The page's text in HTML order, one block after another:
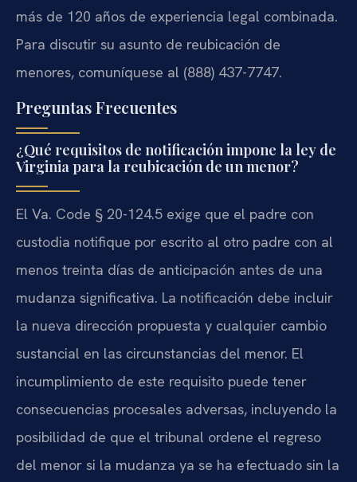
más de 120 años de experiencia legal combinada.
Para discutir su asunto de reubicación de
menores, comuníquese al (888) 437-7747.
Preguntas Frecuentes
¿Qué requisitos de notificación impone la ley de
Virginia para la reubicación de un menor?
El Va. Code § 20-124.5 exige que el padre con
custodia notifique por escrito al otro padre con al
menos treinta días de anticipación antes de una
mudanza significativa. La notificación debe incluir
la nueva dirección propuesta y cualquier cambio
sustancial en las circunstancias del menor. El
incumplimiento de este requisito puede tener
consecuencias procesales adversas, incluyendo la
posibilidad de que el tribunal ordene el regreso
del menor si la mudanza ya se ha efectuado sin la